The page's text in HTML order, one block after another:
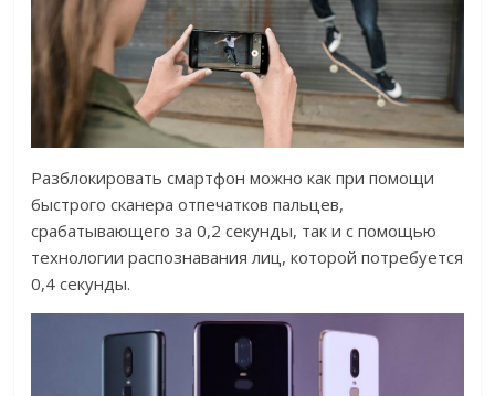
Разблокировать смартфон можно как при помощи
быстрого сканера отпечатков пальцев,
срабатывающего за 0,2 секунды, так и с помощью
технологии распознавания лиц, которой потребуется
0,4 секунды.